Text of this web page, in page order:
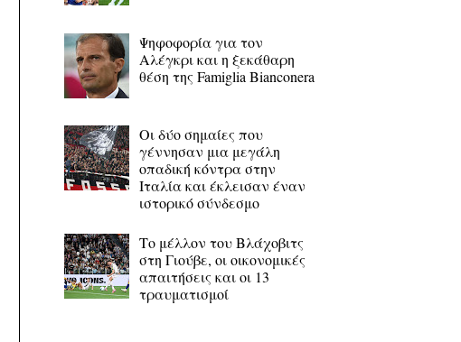
Ψηφοφορία για τον
Αλέγκρι και η ξεκάθαρη
θέση της Famiglia Bianconera
Οι δύο σημαίες που
γέννησαν μια μεγάλη
οπαδική κόντρα στην
Ιταλία και έκλεισαν έναν
ιστορικό σύνδεσμο
Το μέλλον του Βλάχοβιτς
στη Γιούβε, οι οικονομικές
απαιτήσεις και οι 13
τραυματισμοί